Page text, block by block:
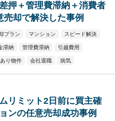
押＋管理費滞納＋消費者
却で解決した事例
プラン マンション スピード解決
滞納 管理費滞納 引越費用
り物件 会社退職 病気
リミット2日前に買主確
ンの任意売却成功事例